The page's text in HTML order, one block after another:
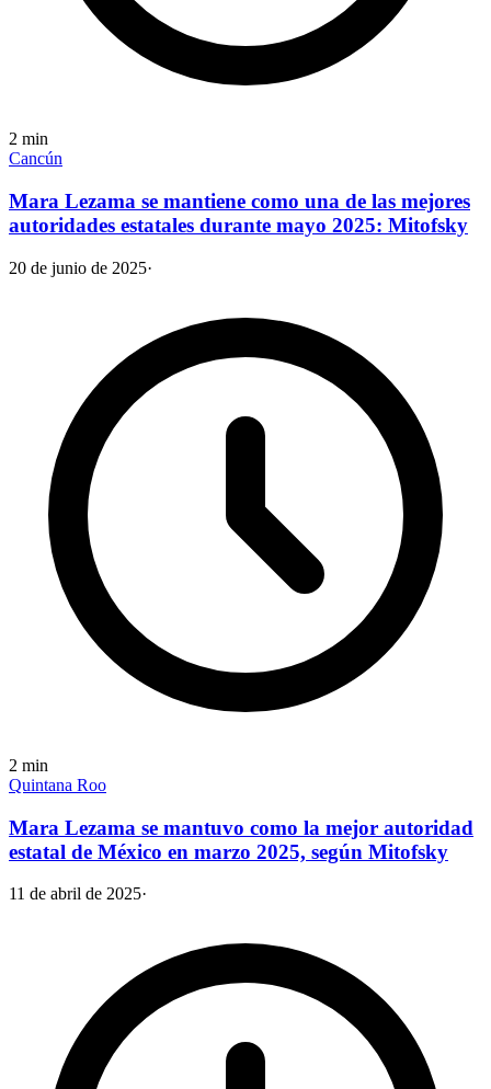
2 min
Cancún
Mara Lezama se mantiene como una de las mejores
autoridades estatales durante mayo 2025: Mitofsky
20 de junio de 2025·
2 min
Quintana Roo
Mara Lezama se mantuvo como la mejor autoridad
estatal de México en marzo 2025, según Mitofsky
11 de abril de 2025·